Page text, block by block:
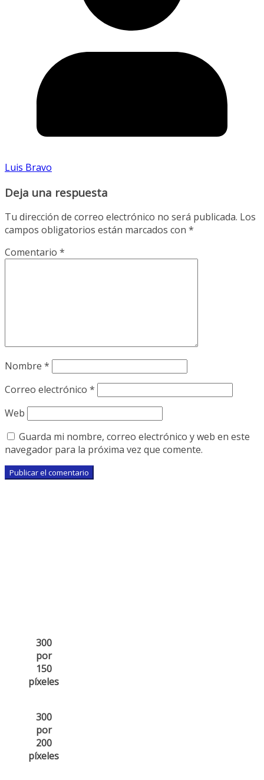
Luis Bravo
Deja una respuesta
Tu dirección de correo electrónico no será publicada. Los
campos obligatorios están marcados con *
Comentario *
Nombre *
Correo electrónico *
Web
Guarda mi nombre, correo electrónico y web en este
navegador para la próxima vez que comente.
300
por
150
píxeles
300
por
200
píxeles